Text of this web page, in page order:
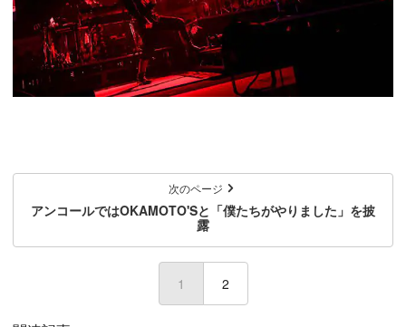
次のページ
アンコールではOKAMOTO'Sと「僕たちがやりました」を披
露
1 (current)
2